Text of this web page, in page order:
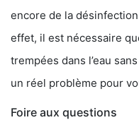
encore de la
effet, il est nécessaire
trempées dans l’eau
un réel problème pour
Foire aux questions